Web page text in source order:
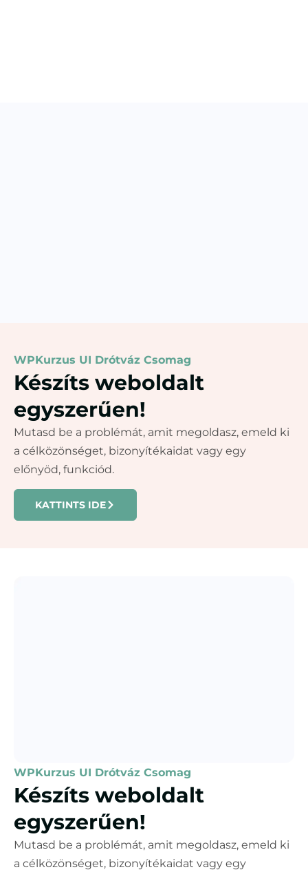
WPKurzus UI Drótváz Csomag
Készíts weboldalt
egyszerűen!
Mutasd be a problémát, amit megoldasz, emeld ki
a célközönséget, bizonyítékaidat vagy egy
előnyöd, funkciód.
KATTINTS IDE
WPKurzus UI Drótváz Csomag
Készíts weboldalt
egyszerűen!
Mutasd be a problémát, amit megoldasz, emeld ki
a célközönséget, bizonyítékaidat vagy egy